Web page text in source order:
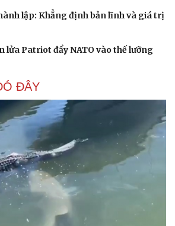
lập: Khẳng định bản lĩnh và giá trị
lửa Patriot đẩy NATO vào thế lưỡng
ĐÂY